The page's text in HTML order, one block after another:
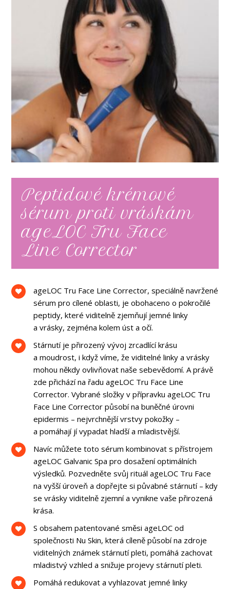
Peptidové krémové
sérum proti vráskám
ageLOC Tru Face
Line Corrector
ageLOC Tru Face Line Corrector, speciálně navržené
sérum pro cílené oblasti, je obohaceno o pokročilé
peptidy, které viditelně zjemňují jemné linky
a vrásky, zejména kolem úst a očí.
Stárnutí je přirozený vývoj zrcadlící krásu
a moudrost, i když víme, že viditelné linky a vrásky
mohou někdy ovlivňovat naše sebevědomí. A právě
zde přichází na řadu ageLOC Tru Face Line
Corrector. Vybrané složky v přípravku ageLOC Tru
Face Line Corrector působí na buněčné úrovni
epidermis – nejvrchnější vrstvy pokožky –
a pomáhají jí vypadat hladší a mladistvější.
Navíc můžete toto sérum kombinovat s přístrojem
ageLOC Galvanic Spa pro dosažení optimálních
výsledků. Pozvedněte svůj rituál ageLOC Tru Face
na vyšší úroveň a dopřejte si půvabné stárnutí – kdy
se vrásky viditelně zjemní a vynikne vaše přirozená
krása.
S obsahem patentované směsi ageLOC od
společnosti Nu Skin, která cíleně působí na zdroje
viditelných známek stárnutí pleti, pomáhá zachovat
mladistvý vzhled a snižuje projevy stárnutí pleti.
Pomáhá redukovat a vyhlazovat jemné linky